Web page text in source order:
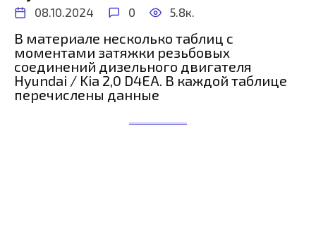
08.10.2024 0 5.8к.
В материале несколько таблиц с
моментами затяжки резьбовых
соединений дизельного двигателя
Hyundai / Kia 2,0 D4EA. В каждой таблице
перечислены данные